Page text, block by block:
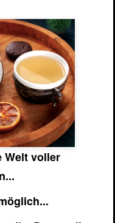
Welt voller